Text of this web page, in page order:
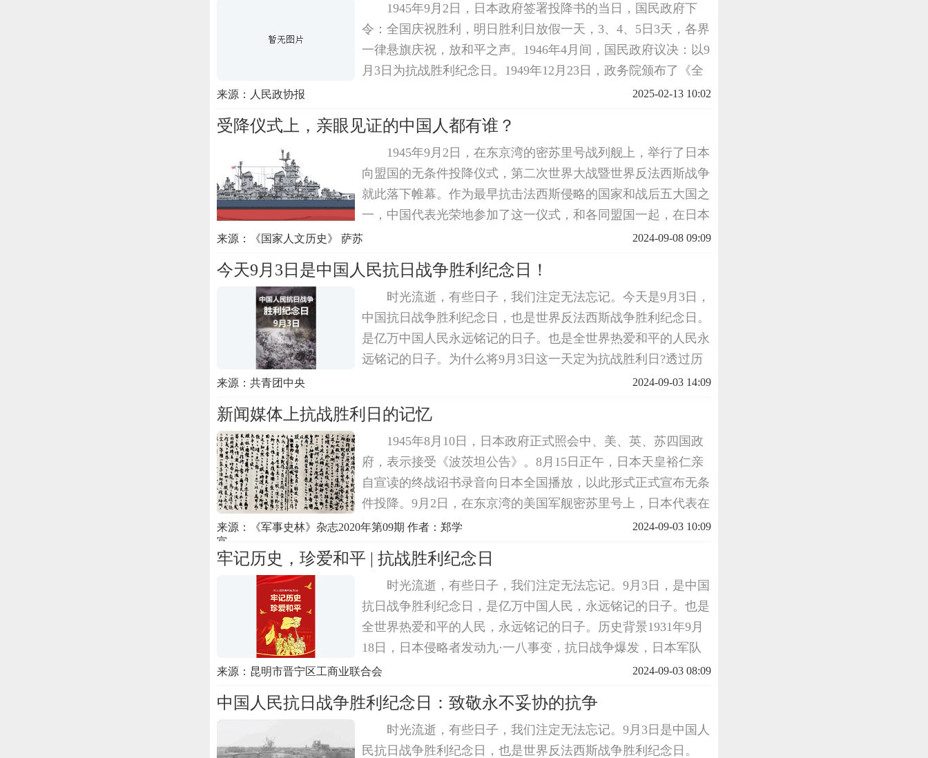
1945年9月2日，日本政府签署投降书的当日，国民政府下
令：全国庆祝胜利，明日胜利日放假一天，3、4、5日3天，各界
一律悬旗庆祝，放和平之声。1946年4月间，国民政府议决：以9
月3日为抗战胜利纪念日。1949年12月23日，政务院颁布了《全
国年节及纪念日放假办法》，其中也有抗战胜利纪念日，但时间
来源：人民政协报 2025-02-13 10:02
受降仪式上，亲眼见证的中国人都有谁？
1945年9月2日，在东京湾的密苏里号战列舰上，举行了日本
向盟国的无条件投降仪式，第二次世界大战暨世界反法西斯战争
就此落下帷幕。作为最早抗击法西斯侵略的国家和战后五大国之
一，中国代表光荣地参加了这一仪式，和各同盟国一起，在日本
帝国的投降书上签字受降。不过，为什么把这样一个隆重庄严的
来源：《国家人文历史》 萨苏 2024-09-08 09:09
今天9月3日是中国人民抗日战争胜利纪念日！
时光流逝，有些日子，我们注定无法忘记。今天是9月3日，
中国抗日战争胜利纪念日，也是世界反法西斯战争胜利纪念日。
是亿万中国人民永远铭记的日子。也是全世界热爱和平的人民永
远铭记的日子。为什么将9月3日这一天定为抗战胜利日?透过历
史的尘烟，胜利的场面向我们走来。时间回到79年前。1945年9
来源：共青团中央 2024-09-03 14:09
新闻媒体上抗战胜利日的记忆
1945年8月10日，日本政府正式照会中、美、英、苏四国政
府，表示接受《波茨坦公告》。8月15日正午，日本天皇裕仁亲
自宣读的终战诏书录音向日本全国播放，以此形式正式宣布无条
件投降。9月2日，在东京湾的美国军舰密苏里号上，日本代表在
投降书上签字。中国人民经过14年艰苦卓绝、英勇顽强的浴血奋
来源：《军事史林》杂志2020年第09期 作者：郑学
富
2024-09-03 10:09
牢记历史，珍爱和平 | 抗战胜利纪念日
时光流逝，有些日子，我们注定无法忘记。9月3日，是中国
抗日战争胜利纪念日，是亿万中国人民，永远铭记的日子。也是
全世界热爱和平的人民，永远铭记的日子。历史背景1931年9月
18日，日本侵略者发动九·一八事变，抗日战争爆发，日本军队
侵占中国东北。1937年7月7日，日本侵略者炮轰宛平县城、进攻
来源：昆明市晋宁区工商业联合会 2024-09-03 08:09
中国人民抗日战争胜利纪念日：致敬永不妥协的抗争
时光流逝，有些日子，我们注定无法忘记。9月3日是中国人
民抗日战争胜利纪念日，也是世界反法西斯战争胜利纪念日。